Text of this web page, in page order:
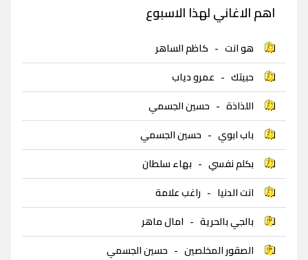
اهم الاغاني لهذا الاسبوع
هو انت - كاظم الساهر
حبيتك - عمرو دياب
اللذاذة - حسين الجسمي
باب ابوي - حسين الجسمي
بكلم نفسي - بهاء سلطان
انت الدنيا - راغب علامة
بالجي بالحرية - امال ماهر
الصقور المخلصين - حسين الجسمي